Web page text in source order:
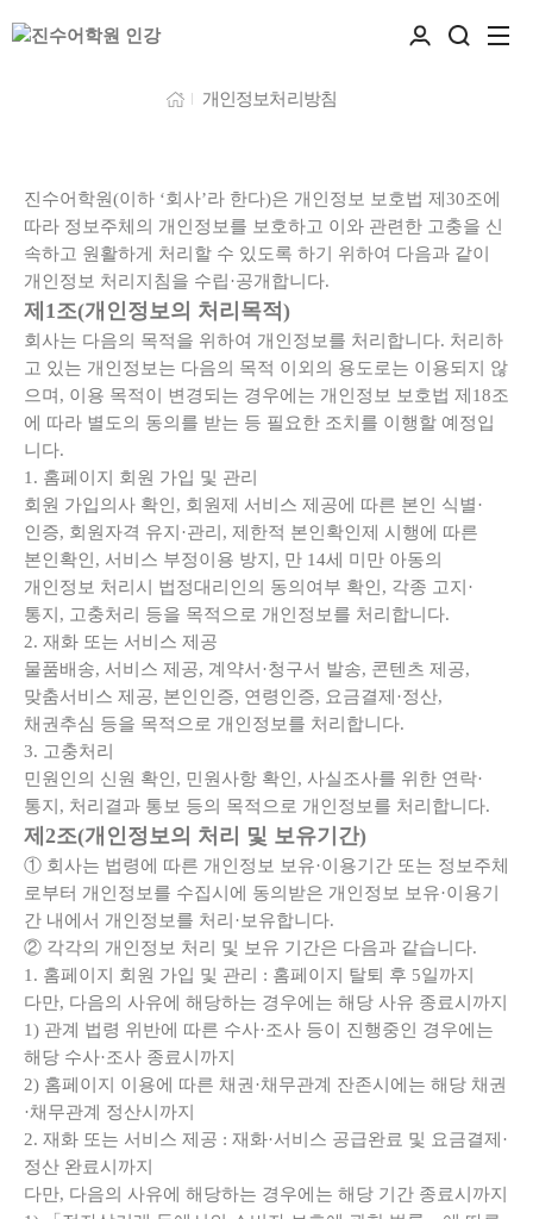
개인정보처리방침
진수어학원(이하 ‘회사’라 한다)은 개인정보 보호법 제30조에
따라 정보주체의 개인정보를 보호하고 이와 관련한 고충을 신
속하고 원활하게 처리할 수 있도록 하기 위하여 다음과 같이
개인정보 처리지침을 수립·공개합니다.
제1조(개인정보의 처리목적)
회사는 다음의 목적을 위하여 개인정보를 처리합니다. 처리하
고 있는 개인정보는 다음의 목적 이외의 용도로는 이용되지 않
으며, 이용 목적이 변경되는 경우에는 개인정보 보호법 제18조
에 따라 별도의 동의를 받는 등 필요한 조치를 이행할 예정입
니다.
1. 홈페이지 회원 가입 및 관리
회원 가입의사 확인, 회원제 서비스 제공에 따른 본인 식별·
인증, 회원자격 유지·관리, 제한적 본인확인제 시행에 따른
본인확인, 서비스 부정이용 방지, 만 14세 미만 아동의
개인정보 처리시 법정대리인의 동의여부 확인, 각종 고지·
통지, 고충처리 등을 목적으로 개인정보를 처리합니다.
2. 재화 또는 서비스 제공
물품배송, 서비스 제공, 계약서·청구서 발송, 콘텐츠 제공,
맞춤서비스 제공, 본인인증, 연령인증, 요금결제·정산,
채권추심 등을 목적으로 개인정보를 처리합니다.
3. 고충처리
민원인의 신원 확인, 민원사항 확인, 사실조사를 위한 연락·
통지, 처리결과 통보 등의 목적으로 개인정보를 처리합니다.
제2조(개인정보의 처리 및 보유기간)
① 회사는 법령에 따른 개인정보 보유·이용기간 또는 정보주체
로부터 개인정보를 수집시에 동의받은 개인정보 보유·이용기
간 내에서 개인정보를 처리·보유합니다.
② 각각의 개인정보 처리 및 보유 기간은 다음과 같습니다.
1. 홈페이지 회원 가입 및 관리 : 홈페이지 탈퇴 후 5일까지
다만, 다음의 사유에 해당하는 경우에는 해당 사유 종료시까지
1) 관계 법령 위반에 따른 수사·조사 등이 진행중인 경우에는
해당 수사·조사 종료시까지
2) 홈페이지 이용에 따른 채권·채무관계 잔존시에는 해당 채권
·채무관계 정산시까지
2. 재화 또는 서비스 제공 : 재화·서비스 공급완료 및 요금결제·
정산 완료시까지
다만, 다음의 사유에 해당하는 경우에는 해당 기간 종료시까지